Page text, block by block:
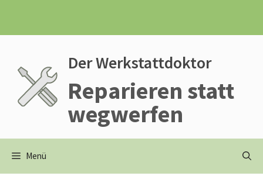
springen
Der Werkstattdoktor
Reparieren statt
wegwerfen
Menü